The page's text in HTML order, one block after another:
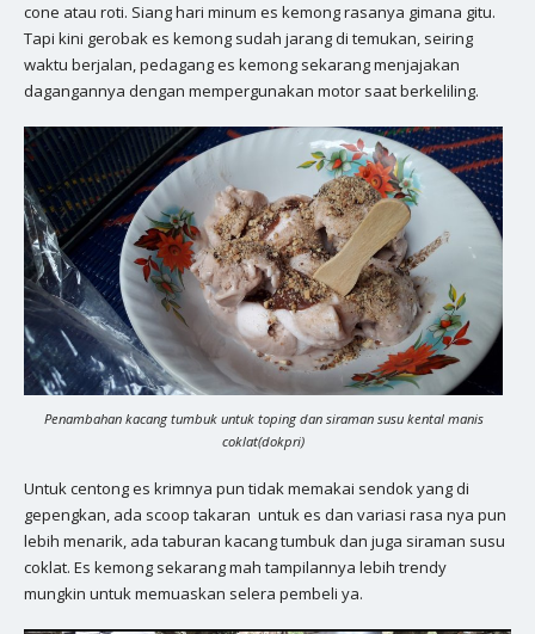
cone atau roti. Siang hari minum es kemong rasanya gimana gitu.
Tapi kini gerobak es kemong sudah jarang di temukan, seiring
waktu berjalan, pedagang es kemong sekarang menjajakan
dagangannya dengan mempergunakan motor saat berkeliling.
Penambahan kacang tumbuk untuk toping dan siraman susu kental manis
coklat(dokpri)
Untuk centong es krimnya pun tidak memakai sendok yang di
gepengkan, ada scoop takaran untuk es dan variasi rasa nya pun
lebih menarik, ada taburan kacang tumbuk dan juga siraman susu
coklat. Es kemong sekarang mah tampilannya lebih trendy
mungkin untuk memuaskan selera pembeli ya.